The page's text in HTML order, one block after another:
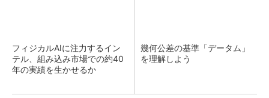
フィジカルAIに注力するイン
テル、組み込み市場での約40
年の実績を生かせるか
幾何公差の基準「データム」
を理解しよう